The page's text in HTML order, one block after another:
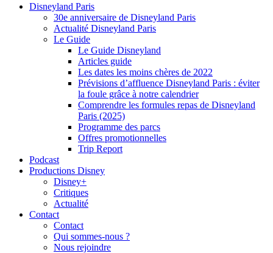
Disneyland Paris
30e anniversaire de Disneyland Paris
Actualité Disneyland Paris
Le Guide
Le Guide Disneyland
Articles guide
Les dates les moins chères de 2022
Prévisions d’affluence Disneyland Paris : éviter
la foule grâce à notre calendrier
Comprendre les formules repas de Disneyland
Paris (2025)
Programme des parcs
Offres promotionnelles
Trip Report
Podcast
Productions Disney
Disney+
Critiques
Actualité
Contact
Contact
Qui sommes-nous ?
Nous rejoindre